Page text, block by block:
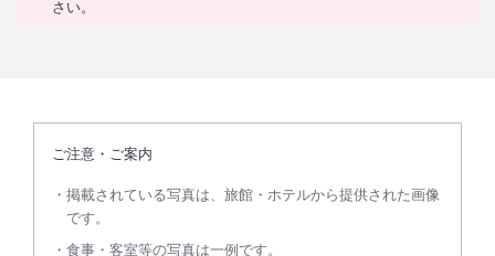
さい。
ご注意・ご案内
掲載されている写真は、旅館・ホテルから提供された画像
です。
食事・客室等の写真は一例です。